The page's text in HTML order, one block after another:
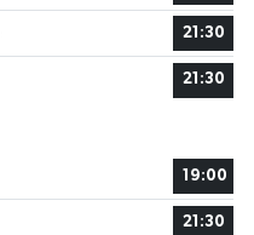
21:30
21:30
19:00
21:30